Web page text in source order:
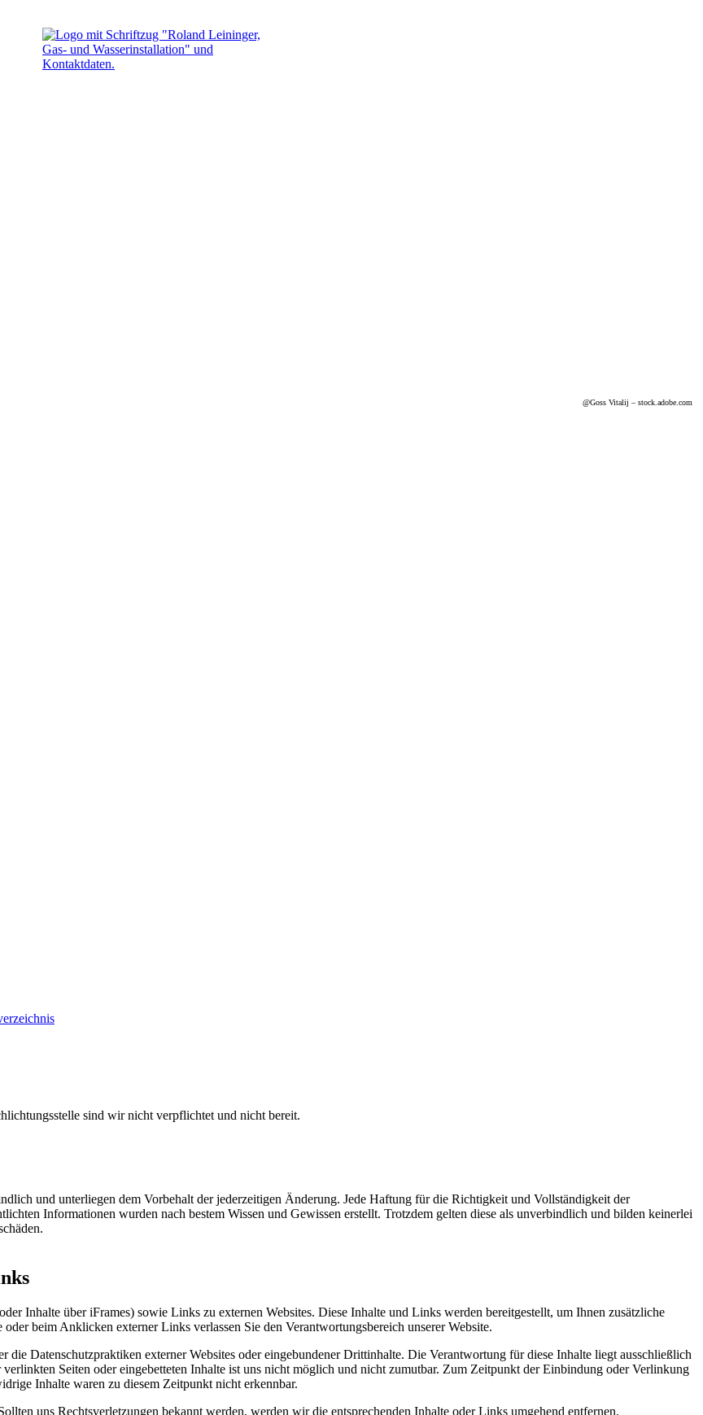
@Goss Vitalij – stock.adobe.com
sind wir nicht verpflichtet und nicht bereit.
und unterliegen dem Vorbehalt der jederzeitigen Änderung. Jede Haftung für die Richtigkeit und Vollständigkeit der
Informationen wurden nach bestem Wissen und Gewissen erstellt. Trotzdem gelten diese als unverbindlich und bilden keinerlei
Inhalte über iFrames) sowie Links zu externen Websites. Diese Inhalte und Links werden bereitgestellt, um Ihnen zusätzliche
beim Anklicken externer Links verlassen Sie den Verantwortungsbereich unserer Website.
Datenschutzpraktiken externer Websites oder eingebundener Drittinhalte. Die Verantwortung für diese Inhalte liegt ausschließlich
Seiten oder eingebetteten Inhalte ist uns nicht möglich und nicht zumutbar. Zum Zeitpunkt der Einbindung oder Verlinkung
Inhalte waren zu diesem Zeitpunkt nicht erkennbar.
uns Rechtsverletzungen bekannt werden, werden wir die entsprechenden Inhalte oder Links umgehend entfernen.